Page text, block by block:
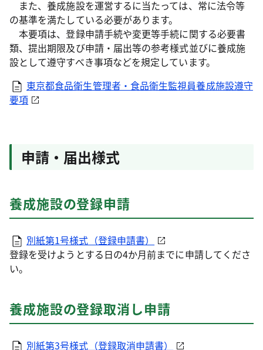
また、養成施設を運営するに当たっては、常に法令等
の基準を満たしている必要があります。
本要項は、登録申請手続や変更等手続に関する必要書
類、提出期限及び申請・届出等の参考様式並びに養成施
設として遵守すべき事項などを規定しています。
東京都食品衛生管理者・食品衛生監視員養成施設遵守
要項
申請・届出様式
養成施設の登録申請
別紙第1号様式（登録申請書）
登録を受けようとする日の4か月前までに申請してくださ
い。
養成施設の登録取消し申請
別紙第3号様式（登録取消申請書）